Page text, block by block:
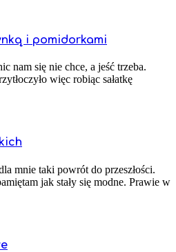
i pomidorkami
nam się nie chce, a jeść trzeba.
więc robiąc sałatkę
mnie taki powrót do przeszłości.
jak stały się modne. Prawie w